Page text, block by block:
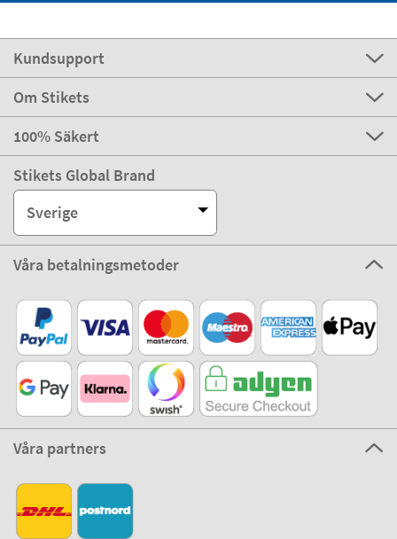
Kundsupport
Om Stikets
100% Säkert
Stikets Global Brand
Sverige
Våra betalningsmetoder
Våra partners